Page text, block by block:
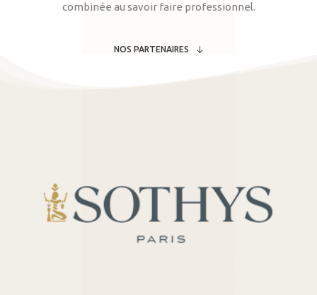
combinée au savoir faire professionnel.
NOS PARTENAIRES